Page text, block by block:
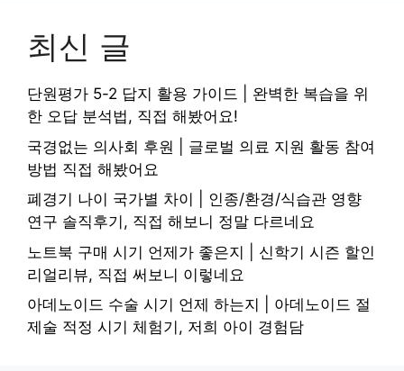
최신 글
단원평가 5-2 답지 활용 가이드 | 완벽한 복습을 위
한 오답 분석법, 직접 해봤어요!
국경없는 의사회 후원 | 글로벌 의료 지원 활동 참여
방법 직접 해봤어요
폐경기 나이 국가별 차이 | 인종/환경/식습관 영향
연구 솔직후기, 직접 해보니 정말 다르네요
노트북 구매 시기 언제가 좋은지 | 신학기 시즌 할인
리얼리뷰, 직접 써보니 이렇네요
아데노이드 수술 시기 언제 하는지 | 아데노이드 절
제술 적정 시기 체험기, 저희 아이 경험담